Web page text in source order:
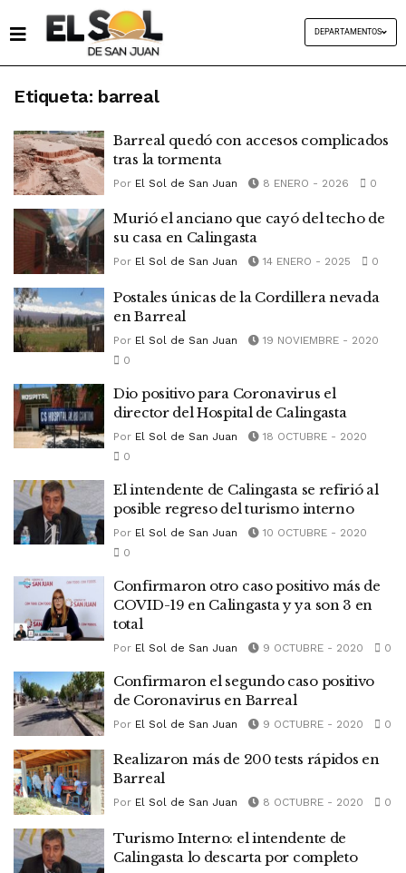
DEPARTAMENTOS
Etiqueta: barreal
Barreal quedó con accesos complicados
tras la tormenta
Por El Sol de San Juan 8 ENERO - 2026 0
Murió el anciano que cayó del techo de
su casa en Calingasta
Por El Sol de San Juan 14 ENERO - 2025 0
Postales únicas de la Cordillera nevada
en Barreal
Por El Sol de San Juan
19 NOVIEMBRE - 2020
0
Dio positivo para Coronavirus el
director del Hospital de Calingasta
Por El Sol de San Juan
18 OCTUBRE - 2020
0
El intendente de Calingasta se refirió al
posible regreso del turismo interno
Por El Sol de San Juan
10 OCTUBRE - 2020
0
Confirmaron otro caso positivo más de
COVID-19 en Calingasta y ya son 3 en
total
Por El Sol de San Juan 9 OCTUBRE - 2020 0
Confirmaron el segundo caso positivo
de Coronavirus en Barreal
Por El Sol de San Juan 9 OCTUBRE - 2020 0
Realizaron más de 200 tests rápidos en
Barreal
Por El Sol de San Juan 8 OCTUBRE - 2020 0
Turismo Interno: el intendente de
Calingasta lo descarta por completo